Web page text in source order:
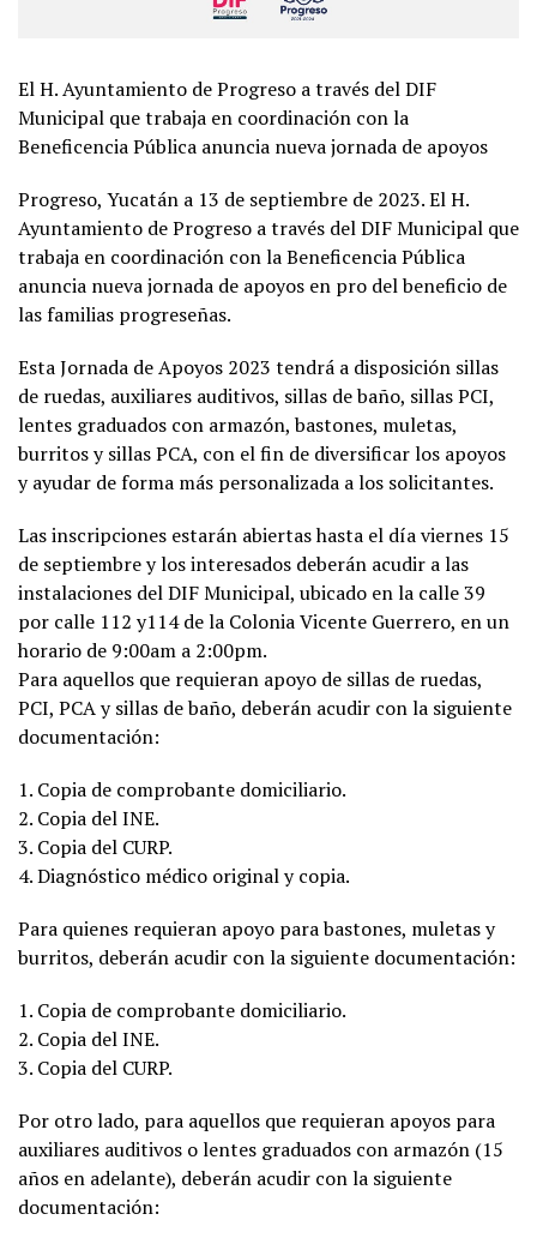
El H. Ayuntamiento de Progreso a través del DIF
Municipal que trabaja en coordinación con la
Beneficencia Pública anuncia nueva jornada de apoyos
Progreso, Yucatán a 13 de septiembre de 2023. El H.
Ayuntamiento de Progreso a través del DIF Municipal que
trabaja en coordinación con la Beneficencia Pública
anuncia nueva jornada de apoyos en pro del beneficio de
las familias progreseñas.
Esta Jornada de Apoyos 2023 tendrá a disposición sillas
de ruedas, auxiliares auditivos, sillas de baño, sillas PCI,
lentes graduados con armazón, bastones, muletas,
burritos y sillas PCA, con el fin de diversificar los apoyos
y ayudar de forma más personalizada a los solicitantes.
Las inscripciones estarán abiertas hasta el día viernes 15
de septiembre y los interesados deberán acudir a las
instalaciones del DIF Municipal, ubicado en la calle 39
por calle 112 y114 de la Colonia Vicente Guerrero, en un
horario de 9:00am a 2:00pm.
Para aquellos que requieran apoyo de sillas de ruedas,
PCI, PCA y sillas de baño, deberán acudir con la siguiente
documentación:
1. Copia de comprobante domiciliario.
2. Copia del INE.
3. Copia del CURP.
4. Diagnóstico médico original y copia.
Para quienes requieran apoyo para bastones, muletas y
burritos, deberán acudir con la siguiente documentación:
1. Copia de comprobante domiciliario.
2. Copia del INE.
3. Copia del CURP.
Por otro lado, para aquellos que requieran apoyos para
auxiliares auditivos o lentes graduados con armazón (15
años en adelante), deberán acudir con la siguiente
documentación: